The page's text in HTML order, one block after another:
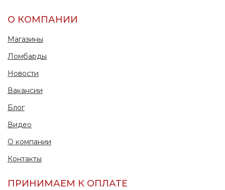
О КОМПАНИИ
Магазины
Ломбарды
Новости
Вакансии
Блог
Видео
О компании
Контакты
ПРИНИМАЕМ К ОПЛАТЕ